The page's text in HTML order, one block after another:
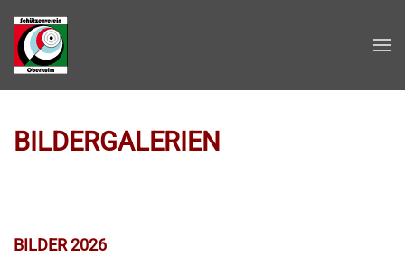
Zum Hauptinhalt springen
BILDERGALERIEN
BILDER 2026